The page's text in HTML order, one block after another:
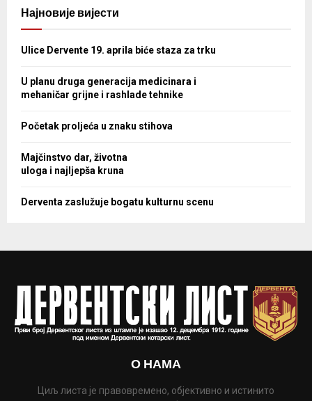
Најновије вијести
Ulice Dervente 19. aprila biće staza za trku
U planu druga generacija medicinara i
mehaničar grijne i rashlade tehnike
Početak proljeća u znaku stihova
Majčinstvo dar, životna
uloga i najljepša kruna
Derventa zaslužuje bogatu kulturnu scenu
О НАМА
Циљ листа је правовремено, објективно и истинито